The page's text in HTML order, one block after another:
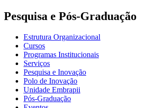
Pesquisa e Pós-Graduação
Estrutura Organizacional
Cursos
Programas Institucionais
Serviços
Pesquisa e Inovação
Polo de Inovação
Unidade Embrapii
Pós-Graduação